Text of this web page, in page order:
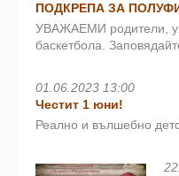
ПОДКРЕПА ЗА
УВАЖАЕМИ родители,
баскетбола.
01.06.2023 13:00
Честит 1 юни!
Реално и вълшебно